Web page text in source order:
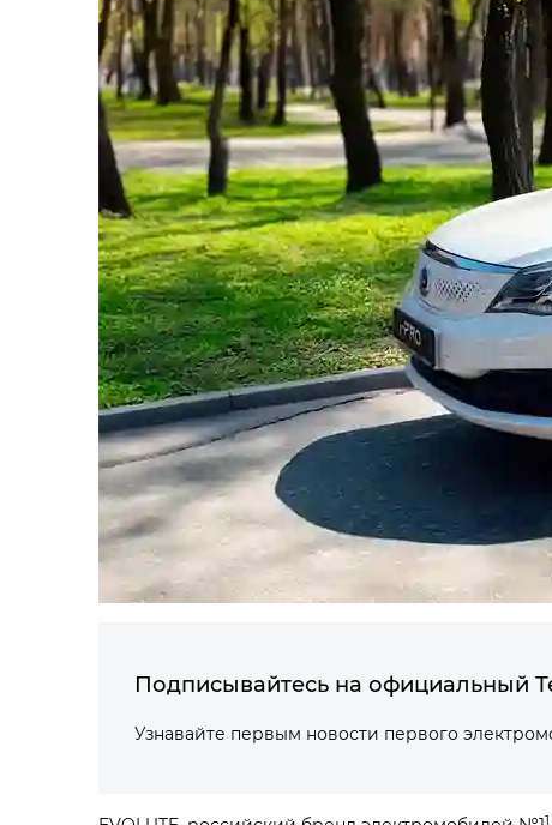
Подписывайтесь на официальный
Узнавайте первым новости первого
1